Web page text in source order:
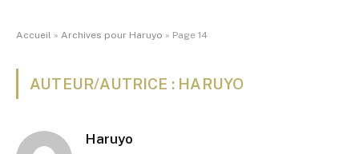
Accueil » Archives pour Haruyo » Page 14
AUTEUR/AUTRICE : HARUYO
Haruyo